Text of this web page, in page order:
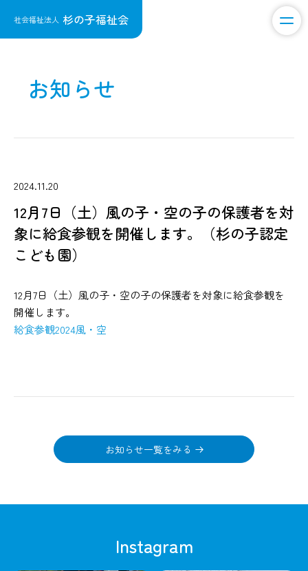
社会福祉法人 杉の子福祉会
お知らせ
2024.11.20
12月7日（土）風の子・空の子の保護者を対
象に給食参観を開催します。（杉の子認定
こども園）
12月7日（土）風の子・空の子の保護者を対象に給食参観を
開催します。
給食参観2024風・空
お知らせ一覧をみる
Instagram